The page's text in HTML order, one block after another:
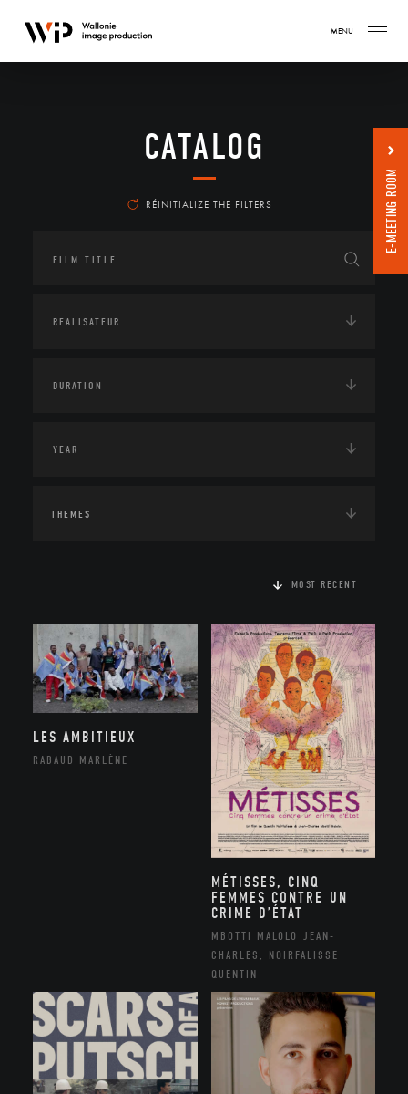
MENU
CATALOG
RÉINITIALIZE THE FILTERS
THEMES
MOST RECENT
LES AMBITIEUX
RABAUD MARLÈNE
MÉTISSES, CINQ
FEMMES CONTRE UN
CRIME D’ÉTAT
MBOTTI MALOLO JEAN-
CHARLES, NOIRFALISSE
QUENTIN
E-MEETING ROOM